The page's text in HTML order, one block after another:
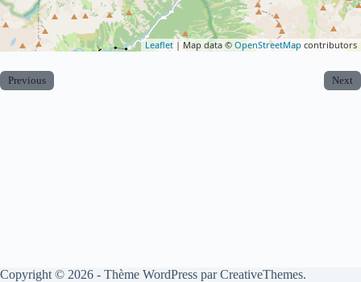
Leaflet | Map data © OpenStreetMap contributors
Previous Next
Copyright © 2026 - Thème WordPress parCreativeThemes.